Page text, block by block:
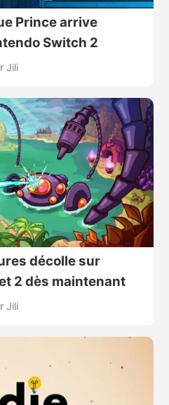
Prince arrive
Switch 2
Jili
décolle sur
2 dès maintenant
Jili